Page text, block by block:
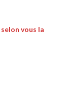
vous la